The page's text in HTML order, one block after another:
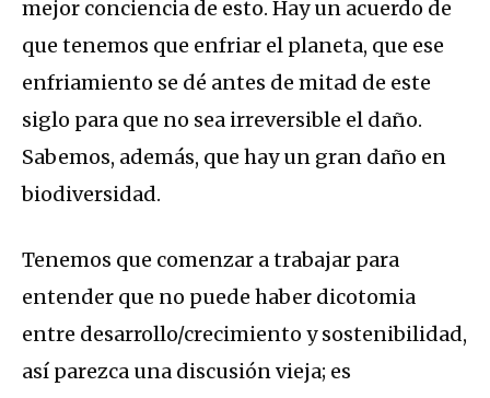
mejor conciencia de esto. Hay un acuerdo de
que tenemos que enfriar el planeta, que ese
enfriamiento se dé antes de mitad de este
siglo para que no sea irreversible el daño.
Sabemos, además, que hay un gran daño en
biodiversidad.
Tenemos que comenzar a trabajar para
entender que no puede haber dicotomia
entre desarrollo/crecimiento y sostenibilidad,
así parezca una discusión vieja; es